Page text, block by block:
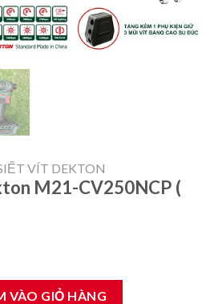
VÍT DEKTON
M21-CV250NCP (
( Chưa pin và sạc) số lượng
VÀO GIỎ HÀNG